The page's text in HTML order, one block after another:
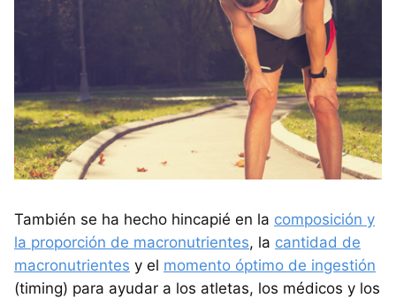
También se ha hecho hincapié en la composición y
la proporción de macronutrientes, la cantidad de
macronutrientes y el momento óptimo de ingestión
(timing) para ayudar a los atletas, los médicos y los